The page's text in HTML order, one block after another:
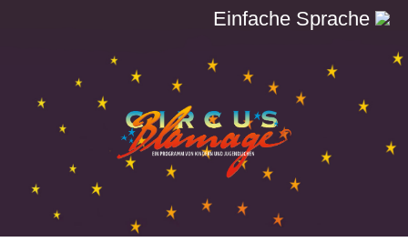
Einfache Sprache